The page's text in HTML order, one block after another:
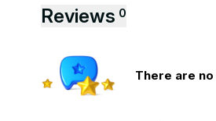
Reviews 0
There are